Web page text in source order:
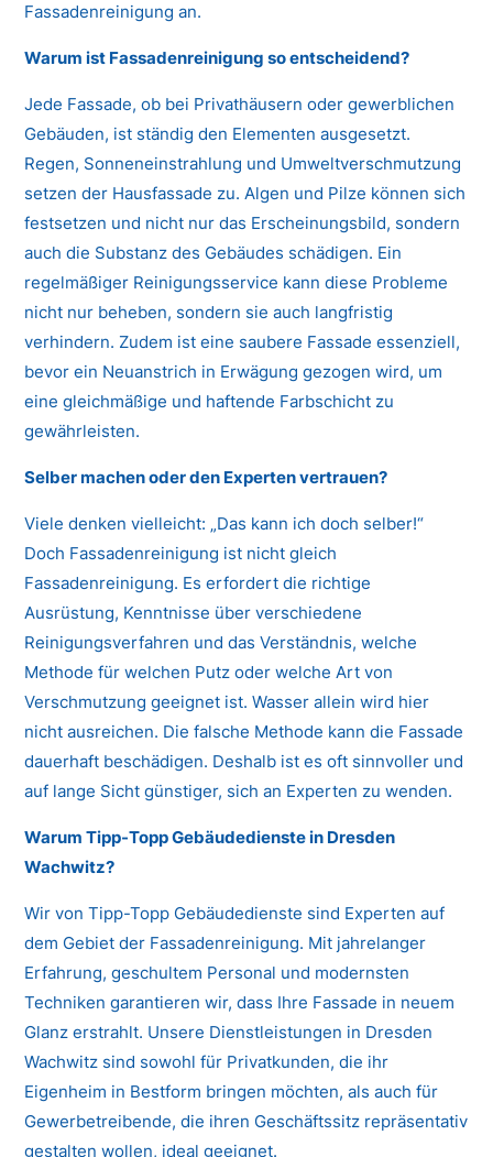
Fassadenreinigung an.
Warum ist Fassadenreinigung so entscheidend?
Jede Fassade, ob bei Privathäusern oder gewerblichen
Gebäuden, ist ständig den Elementen ausgesetzt.
Regen, Sonneneinstrahlung und Umweltverschmutzung
setzen der Hausfassade zu. Algen und Pilze können sich
festsetzen und nicht nur das Erscheinungsbild, sondern
auch die Substanz des Gebäudes schädigen. Ein
regelmäßiger Reinigungsservice kann diese Probleme
nicht nur beheben, sondern sie auch langfristig
verhindern. Zudem ist eine saubere Fassade essenziell,
bevor ein Neuanstrich in Erwägung gezogen wird, um
eine gleichmäßige und haftende Farbschicht zu
gewährleisten.
Selber machen oder den Experten vertrauen?
Viele denken vielleicht: „Das kann ich doch selber!“
Doch Fassadenreinigung ist nicht gleich
Fassadenreinigung. Es erfordert die richtige
Ausrüstung, Kenntnisse über verschiedene
Reinigungsverfahren und das Verständnis, welche
Methode für welchen Putz oder welche Art von
Verschmutzung geeignet ist. Wasser allein wird hier
nicht ausreichen. Die falsche Methode kann die Fassade
dauerhaft beschädigen. Deshalb ist es oft sinnvoller und
auf lange Sicht günstiger, sich an Experten zu wenden.
Warum Tipp-Topp Gebäudedienste in Dresden
Wachwitz?
Wir von Tipp-Topp Gebäudedienste sind Experten auf
dem Gebiet der Fassadenreinigung. Mit jahrelanger
Erfahrung, geschultem Personal und modernsten
Techniken garantieren wir, dass Ihre Fassade in neuem
Glanz erstrahlt. Unsere Dienstleistungen in Dresden
Wachwitz sind sowohl für Privatkunden, die ihr
Eigenheim in Bestform bringen möchten, als auch für
Gewerbetreibende, die ihren Geschäftssitz repräsentativ
gestalten wollen, ideal geeignet.